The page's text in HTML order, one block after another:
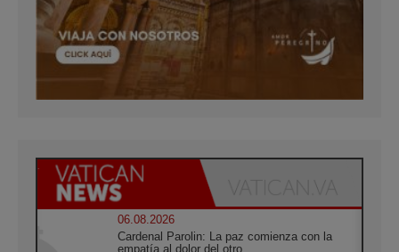
06.08.2026
Cardenal Parolin: La paz comienza con la
empatía al dolor del otro